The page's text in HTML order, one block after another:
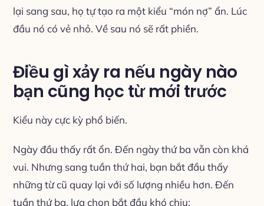
lại sang sau, họ tự tạo ra một kiểu “món nợ” ẩn. Lúc
đầu nó có vẻ nhỏ. Về sau nó sẽ rất phiền.
Điều gì xảy ra nếu ngày nào
bạn cũng học từ mới trước
Kiểu này cực kỳ phổ biến.
Ngày đầu thấy rất ổn. Đến ngày thứ ba vẫn còn khá
vui. Nhưng sang tuần thứ hai, bạn bắt đầu thấy
những từ cũ quay lại với số lượng nhiều hơn. Đến
tuần thứ ba, lựa chọn bắt đầu khó chịu: